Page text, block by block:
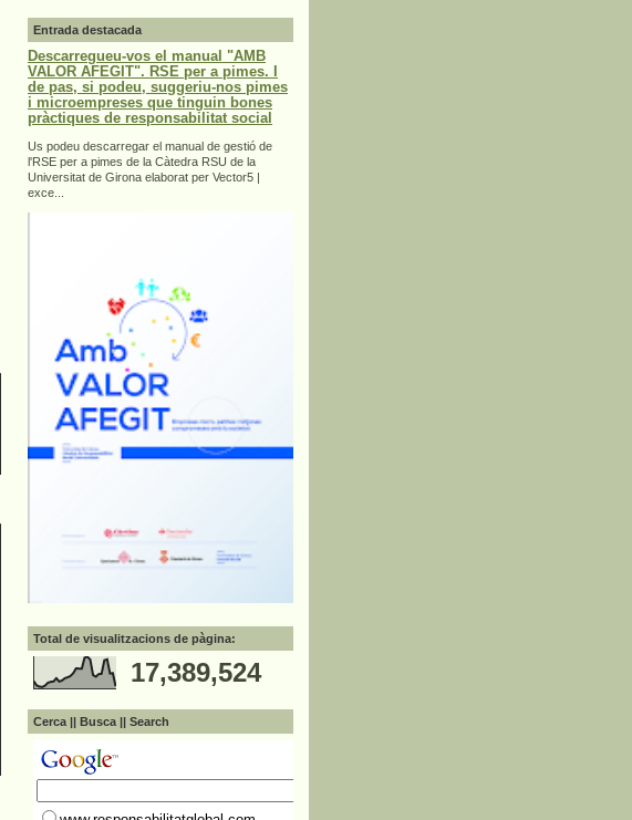
Entrada destacada
Descarregueu-vos el manual "AMB
VALOR AFEGIT". RSE per a pimes. I
de pas, si podeu, suggeriu-nos pimes
i microempreses que tinguin bones
pràctiques de responsabilitat social
Us podeu descarregar el manual de gestió de
l'RSE per a pimes de la Càtedra RSU de la
Universitat de Girona elaborat per Vector5 |
exce...
Total de visualitzacions de pàgina:
17,389,524
Cerca || Busca || Search